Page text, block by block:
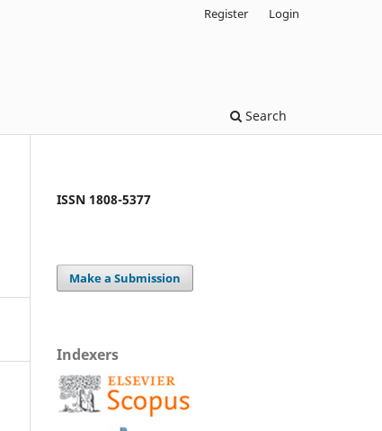
Search
Register Login
ISSN 1808-5377
Make a Submission
Indexers